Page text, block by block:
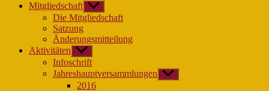
Mitgliedschaft Untermenü
anzeigen
Die Mitgliedschaft
Satzung
Änderungsmitteilung
Aktivitäten Untermenü
anzeigen
Infoschrift
Jahreshauptversammlungen Untermenü
anzeigen
2016